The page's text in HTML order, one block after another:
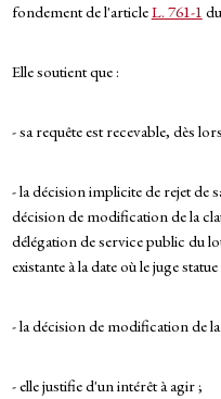
fondement de l'articleL. 761-1
Elle soutient que :
- sa requête est recevable, dès
- la décision implicite de rejet de
décision de modification de la
délégation de service public du
existante à la date où le juge statue
- la décision de modification de
- elle justifie d'un intérêt à agir ;